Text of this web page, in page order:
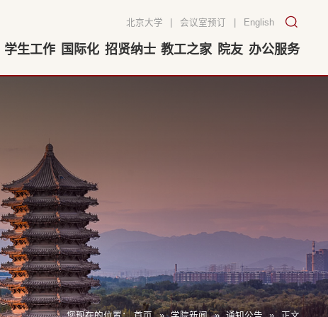
北京大学 会议室预订 English
学生工作 国际化 招贤纳士 教工之家 院友 办公服务